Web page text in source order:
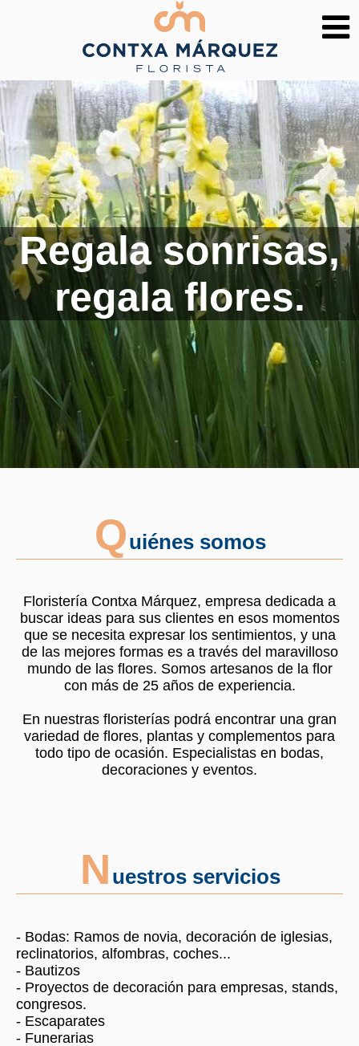
Regala sonrisas,
regala flores.
Quiénes somos
Floristería Contxa Márquez, empresa dedicada a
buscar ideas para sus clientes en esos momentos
que se necesita expresar los sentimientos, y una
de las mejores formas es a través del maravilloso
mundo de las flores. Somos artesanos de la flor
con más de 25 años de experiencia.
En nuestras floristerías podrá encontrar una gran
variedad de flores, plantas y complementos para
todo tipo de ocasión. Especialistas en bodas,
decoraciones y eventos.
N uestros servicios
- Bodas: Ramos de novia, decoración de iglesias,
reclinatorios, alfombras, coches...
- Bautizos
- Proyectos de decoración para empresas, stands,
congresos.
- Escaparates
- Funerarias